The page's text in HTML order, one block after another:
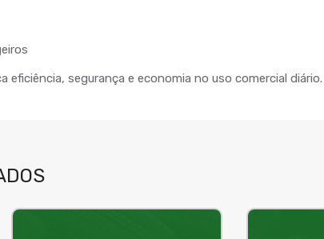
eficiência, segurança e economia no uso comercial diário.